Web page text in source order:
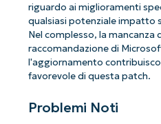
riguardo ai miglioramenti
qualsiasi potenziale impatto
Nel complesso, la mancanza
raccomandazione di
l'aggiornamento
favorevole di questa patch.
Problemi Noti